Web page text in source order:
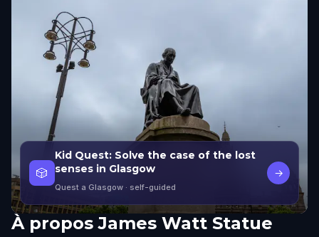
🎲
Kid Quest: Solve the case of the lost
senses in Glasgow
Quest a Glasgow · self-guided
→
À propos James Watt Statue